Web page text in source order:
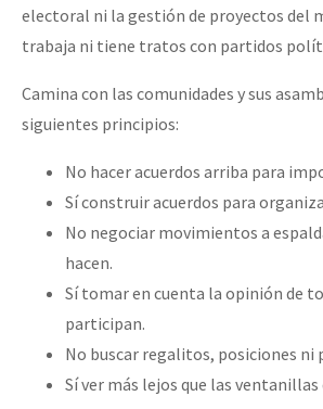
electoral ni la gestión de proyectos del
trabaja ni tiene tratos con partidos
Camina con las comunidades y sus
siguientes principios:
No hacer acuerdos arriba para
Sí construir acuerdos para
No negociar movimientos a
hacen.
Sí tomar en cuenta la opinión de
participan.
No buscar regalitos, posiciones ni
Sí ver más lejos que las